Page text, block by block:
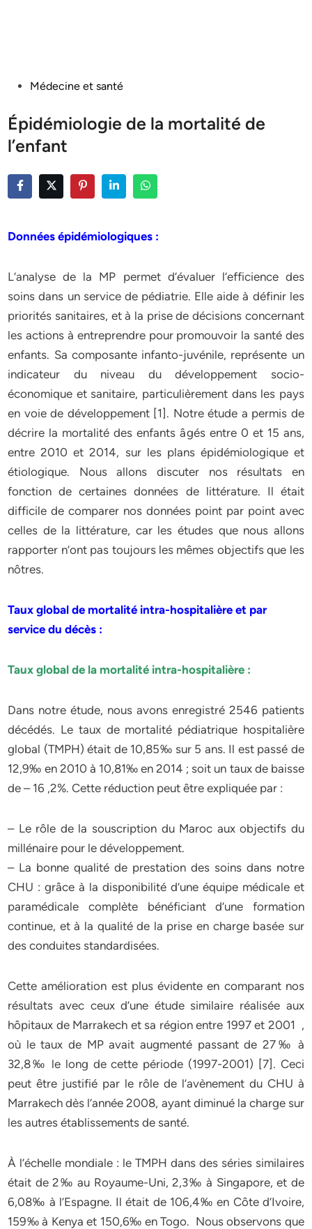
PostedMédecine et santé
Épidémiologie de la mortalité de
l’enfant
Données épidémiologiques :
L’analyse de la MP permet d’évaluer l’efficience des
soins dans un service de pédiatrie. Elle aide à définir les
priorités sanitaires, et à la prise de décisions concernant
les actions à entreprendre pour promouvoir la santé des
enfants. Sa composante infanto-juvénile, représente un
indicateur du niveau du développement socio-
économique et sanitaire, particulièrement dans les pays
en voie de développement [1]. Notre étude a permis de
décrire la mortalité des enfants âgés entre 0 et 15 ans,
entre 2010 et 2014, sur les plans épidémiologique et
étiologique. Nous allons discuter nos résultats en
fonction de certaines données de littérature. Il était
difficile de comparer nos données point par point avec
celles de la littérature, car les études que nous allons
rapporter n’ont pas toujours les mêmes objectifs que les
nôtres.
Taux global de mortalité intra-hospitalière et par
service du décès :
Taux global de la mortalité intra-hospitalière :
Dans notre étude, nous avons enregistré 2546 patients
décédés. Le taux de mortalité pédiatrique hospitalière
global (TMPH) était de 10,85‰ sur 5 ans. Il est passé de
12,9‰ en 2010 à 10,81‰ en 2014 ; soit un taux de baisse
de – 16 ,2%. Cette réduction peut être expliquée par :
– Le rôle de la souscription du Maroc aux objectifs du
millénaire pour le développement.
– La bonne qualité de prestation des soins dans notre
CHU : grâce à la disponibilité d’une équipe médicale et
paramédicale complète bénéficiant d’une formation
continue, et à la qualité de la prise en charge basée sur
des conduites standardisées.
Cette amélioration est plus évidente en comparant nos
résultats avec ceux d’une étude similaire réalisée aux
hôpitaux de Marrakech et sa région entre 1997 et 2001 ,
où le taux de MP avait augmenté passant de 27‰ à
32,8‰ le long de cette période (1997-2001) [7]. Ceci
peut être justifié par le rôle de l’avènement du CHU à
Marrakech dès l’année 2008, ayant diminué la charge sur
les autres établissements de santé.
À l’échelle mondiale : le TMPH dans des séries similaires
était de 2‰ au Royaume-Uni, 2,3‰ à Singapore, et de
6,08‰ à l’Espagne. Il était de 106,4‰ en Côte d’Ivoire,
159‰ à Kenya et 150,6‰ en Togo. Nous observons que